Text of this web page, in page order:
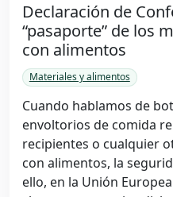
Declaración de
“pasaporte” de los
con alimentos
Materiales y alimentos
Cuando hablamos de
envoltorios de comida
recipientes o cualquier
con alimentos, la
ello, en la Unión